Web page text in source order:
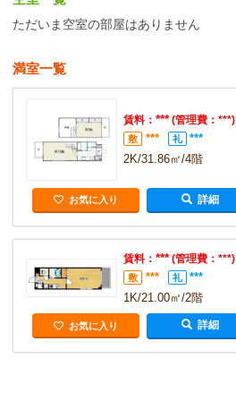
ただいま空室の部屋はありません
満室一覧
賃料： ***(管理費：***)
敷 *** 礼
***
2K/31.86㎡/4階
お気に入り 詳細
賃料： ***(管理費：***)
敷 *** 礼
***
1K/21.00㎡/2階
お気に入り 詳細